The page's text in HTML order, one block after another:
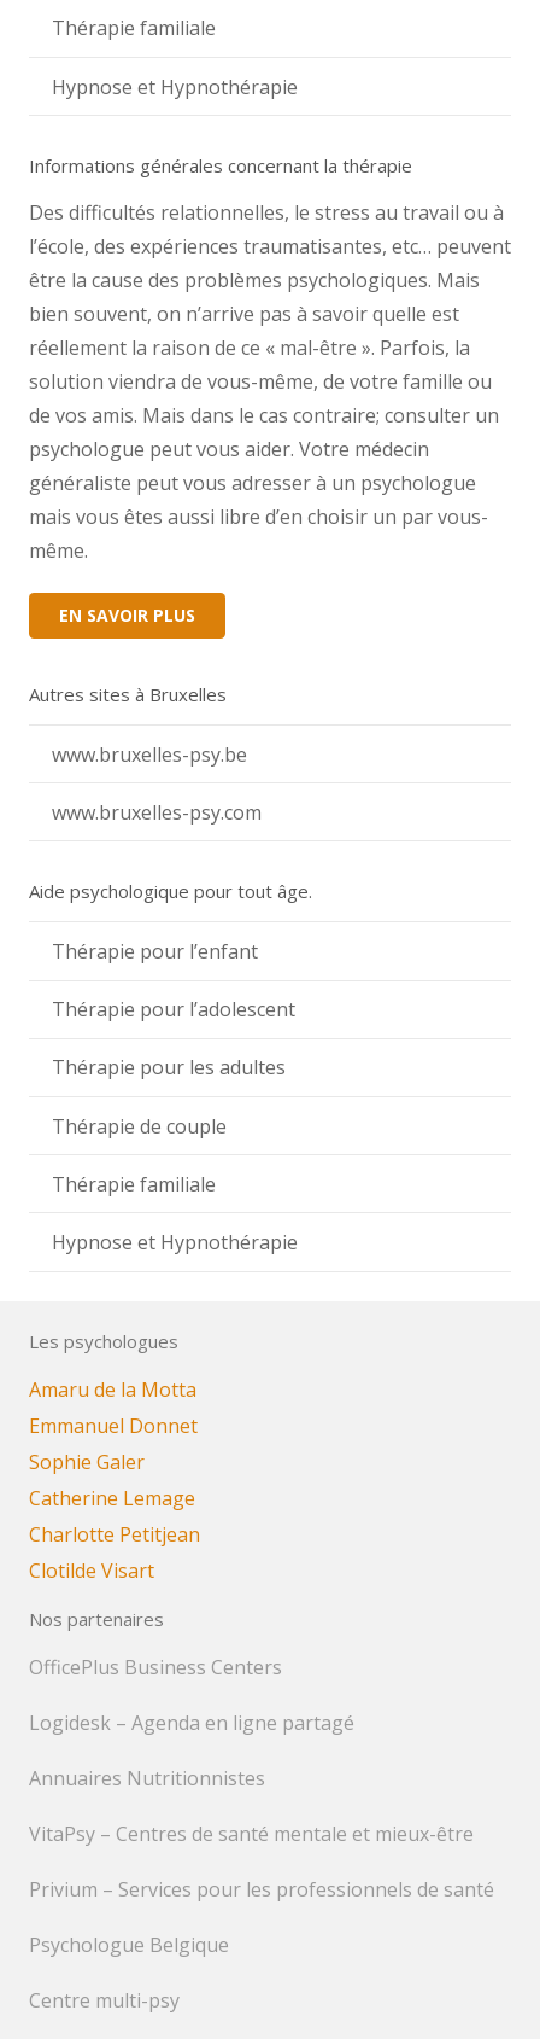
Thérapie familiale
Hypnose et Hypnothérapie
Informations générales concernant la thérapie
Des difficultés relationnelles, le stress au travail ou à
l’école, des expériences traumatisantes, etc… peuvent
être la cause des problèmes psychologiques. Mais
bien souvent, on n’arrive pas à savoir quelle est
réellement la raison de ce « mal-être ». Parfois, la
solution viendra de vous-même, de votre famille ou
de vos amis. Mais dans le cas contraire; consulter un
psychologue peut vous aider. Votre médecin
généraliste peut vous adresser à un psychologue
mais vous êtes aussi libre d’en choisir un par vous-
même.
EN SAVOIR PLUS
Autres sites à Bruxelles
www.bruxelles-psy.be
www.bruxelles-psy.com
Aide psychologique pour tout âge.
Thérapie pour l’enfant
Thérapie pour l’adolescent
Thérapie pour les adultes
Thérapie de couple
Thérapie familiale
Hypnose et Hypnothérapie
Les psychologues
Amaru de la Motta
Emmanuel Donnet
Sophie Galer
Catherine Lemage
Charlotte Petitjean
Clotilde Visart
Nos partenaires
OfficePlus Business Centers
Logidesk – Agenda en ligne partagé
Annuaires Nutritionnistes
VitaPsy – Centres de santé mentale et mieux-être
Privium – Services pour les professionnels de santé
Psychologue Belgique
Centre multi-psy